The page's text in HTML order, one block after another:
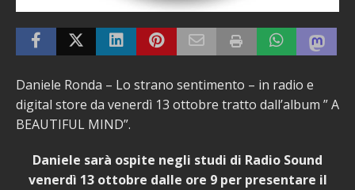
Daniele Ronda – Lo strano sentimento – in radio e
digital store da venerdì 13 ottobre tratto dall’album ” A
BEAUTIFUL MIND”.
Daniele sarà ospite negli studi di Radio Sound
venerdì 13 ottobre dalle ore 9 per presentare il